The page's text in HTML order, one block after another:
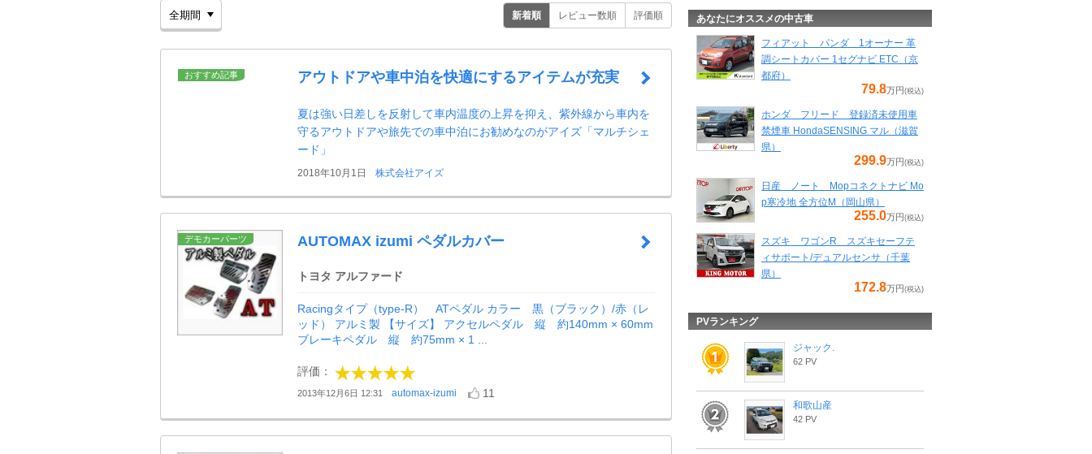
新着順 レビュー数順 評価順
おすすめ記事 アウトドアや車中泊を快適にするアイテムが充実
夏は強い日差しを反射して車内温度の上昇を抑え、紫外線から車内を
守るアウトドアや旅先での車中泊にお勧めなのがアイズ「マルチシェ
ード」
2018年10月1日 株式会社アイズ
デモカーパーツ AUTOMAX izumi ペダルカバー
トヨタ アルファード
Racingタイプ（type-R） ATペダル カラー 黒（ブラック）/赤（レ
ッド） アルミ製 【サイズ】 アクセルペダル 縦 約140mm × 60mm
ブレーキペダル 縦 約75mm × 1 ...
評価：
2013年12月6日 12:31 automax-izumi 11
あなたにオススメの中古車
フィアット パンダ 1オーナー 革
調シートカバー 1セグナビ ETC（京
都府）
79.8万円 (税込)
ホンダ フリード 登録済未使用車
禁煙車 HondaSENSING マル（滋賀
県）
299.9万円 (税込)
日産 ノート Mopコネクトナビ Mo
p寒冷地 全方位M（岡山県）
255.0万円 (税込)
スズキ ワゴンR スズキセーフテ
ィサポート/デュアルセンサ（千葉
県）
172.8万円 (税込)
PVランキング
ジャック.
62 PV
和歌山産
42 PV